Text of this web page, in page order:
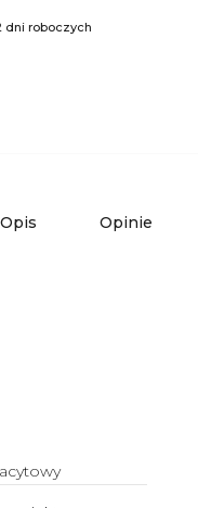
dni roboczych
Opis Opinie